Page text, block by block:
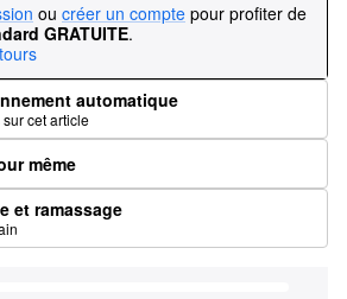
ou créer un compte pour profiter de
GRATUITE.
automatique
cet article
même
et ramassage